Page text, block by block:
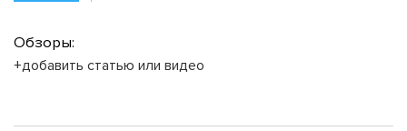
Обзоры:
+добавить статью или видео